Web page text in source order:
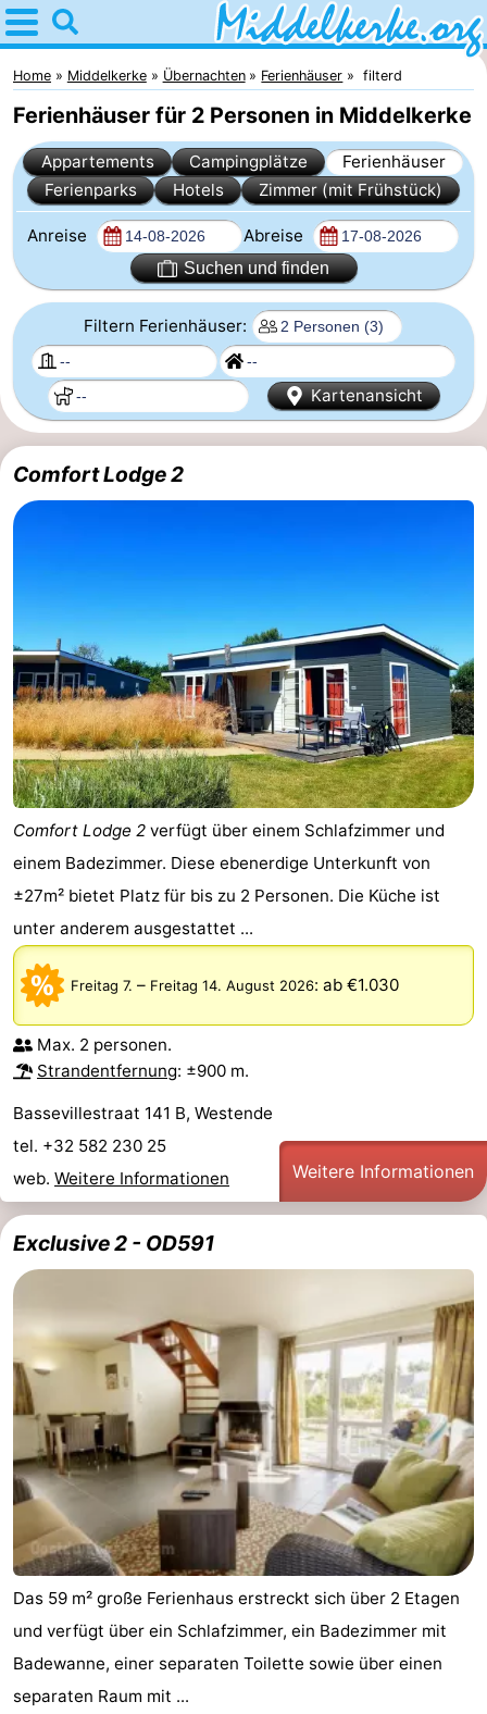
Home
Middelkerke
Tipps
Für
Übernachten
Appartements
-
Holiday
Suites
Nieuwpoort
Holiday
Suites
Westende
Campingplätze
Ferienhäuser
-
aan
zee
Westende
Hotels
Zimmer
(mit
Frühstück)
Lastminutes
Strand
Sehen
&
tun
-
Museen
-
Denkmäler
Kirchen
-
Aussichtspunkte
Attraktionen
-
Bauernhöfe
-
Spielplätze
-
Indoor-
Spielplätze
-
Bowling
Minigolfplätze
Wellness-
Zentren
Dörfer
&
Städte
Natur
Sport
-
Schwimmbader
-
Radfahren
-
Home Middelkerke Übernachten Ferienhäuser filterd
Ferienhäuser für 2 Personen in Middelkerke
Appartements Campingplätze
Ferienhäuser
Ferienparks
Hotels Zimmer (mit Frühstück)
Anreise Abreise
Suchen und finden
Filtern Ferienhäuser:
Kartenansicht
Comfort Lodge 2
Comfort Lodge 2 verfügt über einem Schlafzimmer und
einem Badezimmer. Diese ebenerdige Unterkunft von
±27m² bietet Platz für bis zu 2 Personen. Die Küche ist
unter anderem ausgestattet ...
Freitag 7. – Freitag 14. August 2026: ab €1.030
Max. 2 personen.
Strandentfernung: ±900 m.
Bassevillestraat 141 B, Westende
tel. +32 582 230 25
web. Weitere Informationen Weitere Informationen
Exclusive 2 - OD591
Das 59 m² große Ferienhaus erstreckt sich über 2 Etagen
und verfügt über ein Schlafzimmer, ein Badezimmer mit
Badewanne, einer separaten Toilette sowie über einen
separaten Raum mit ...